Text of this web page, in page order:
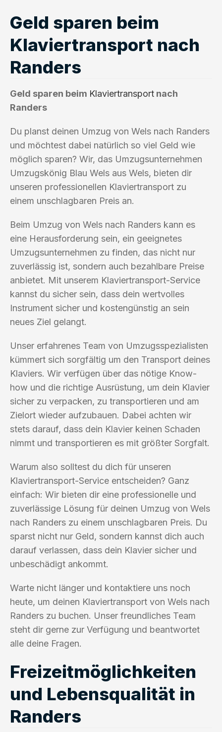
Geld sparen beim
Klaviertransport nach
Randers
Geld sparen beim Klaviertransport nach
Randers
Du planst deinen Umzug von Wels nach Randers
und möchtest dabei natürlich so viel Geld wie
möglich sparen? Wir, das Umzugsunternehmen
Umzugskönig Blau Wels aus Wels, bieten dir
unseren professionellen Klaviertransport zu
einem unschlagbaren Preis an.
Beim Umzug von Wels nach Randers kann es
eine Herausforderung sein, ein geeignetes
Umzugsunternehmen zu finden, das nicht nur
zuverlässig ist, sondern auch bezahlbare Preise
anbietet. Mit unserem Klaviertransport-Service
kannst du sicher sein, dass dein wertvolles
Instrument sicher und kostengünstig an sein
neues Ziel gelangt.
Unser erfahrenes Team von Umzugsspezialisten
kümmert sich sorgfältig um den Transport deines
Klaviers. Wir verfügen über das nötige Know-
how und die richtige Ausrüstung, um dein Klavier
sicher zu verpacken, zu transportieren und am
Zielort wieder aufzubauen. Dabei achten wir
stets darauf, dass dein Klavier keinen Schaden
nimmt und transportieren es mit größter Sorgfalt.
Warum also solltest du dich für unseren
Klaviertransport-Service entscheiden? Ganz
einfach: Wir bieten dir eine professionelle und
zuverlässige Lösung für deinen Umzug von Wels
nach Randers zu einem unschlagbaren Preis. Du
sparst nicht nur Geld, sondern kannst dich auch
darauf verlassen, dass dein Klavier sicher und
unbeschädigt ankommt.
Warte nicht länger und kontaktiere uns noch
heute, um deinen Klaviertransport von Wels nach
Randers zu buchen. Unser freundliches Team
steht dir gerne zur Verfügung und beantwortet
alle deine Fragen.
Freizeitmöglichkeiten
und Lebensqualität in
Randers